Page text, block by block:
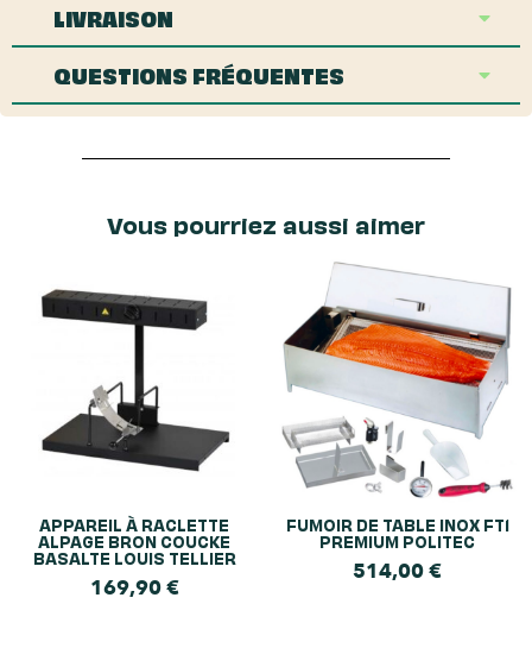
LIVRAISON
QUESTIONS FRÉQUENTES
Vous pourriez aussi aimer
APPAREIL À RACLETTE
ALPAGE BRON COUCKE
BASALTE LOUIS TELLIER
169,90€
FUMOIR DE TABLE INOX FT1
PREMIUM POLITEC
514,00€